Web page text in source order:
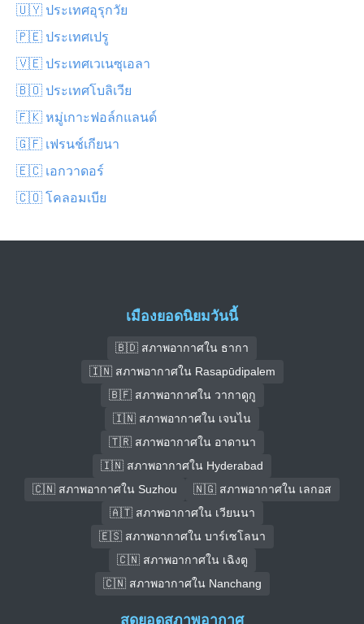
🇺🇾 ประเทศอุรุกวัย
🇵🇪 ประเทศเปรู
🇻🇪 ประเทศเวเนซุเอลา
🇧🇴 ประเทศโบลิเวีย
🇫🇰 หมู่เกาะฟอล์กแลนด์
🇬🇫 เฟรนช์เกียนา
🇪🇨 เอกวาดอร์
🇨🇴 โคลอมเบีย
เมืองยอดนิยมวันนี้
🇧🇩 สภาพอากาศใน ธากา
🇮🇳 สภาพอากาศใน Rasapūdipalem
🇧🇫 สภาพอากาศใน วากาดูกู
🇮🇳 สภาพอากาศใน เจนไน
🇹🇷 สภาพอากาศใน อาดานา
🇮🇳 สภาพอากาศใน Hyderabad
🇨🇳 สภาพอากาศใน Suzhou
🇳🇬 สภาพอากาศใน เลกอส
🇦🇹 สภาพอากาศใน เวียนนา
🇪🇸 สภาพอากาศใน บาร์เซโลนา
🇨🇳 สภาพอากาศใน เฉิงตู
🇨🇳 สภาพอากาศใน Nanchang
สุดยอดสภาพอากาศ